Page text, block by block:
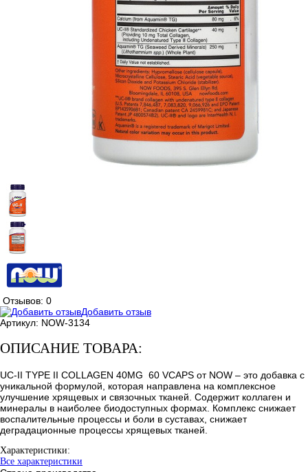
Отзывов: 0
Добавить отзыв
Артикул: NOW-3134
ОПИСАНИЕ ТОВАРА:
UC-II TYPE II COLLAGEN 40MG 60 VCAPS от NOW – это добавка с
уникальной формулой, которая направлена на комплексное
улучшение хрящевых и связочных тканей. Содержит коллаген и
минералы в наиболее биодоступных формах. Комплекс снижает
воспалительные процессы и боли в суставах, снижает
деградационные процессы хрящевых тканей.
Характеристики:
Все характеристики